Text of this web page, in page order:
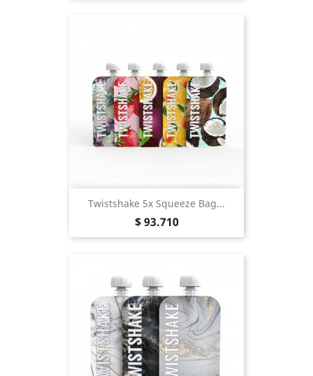
Twistshake 5x Squeeze Bag...
Precio
$ 93.710